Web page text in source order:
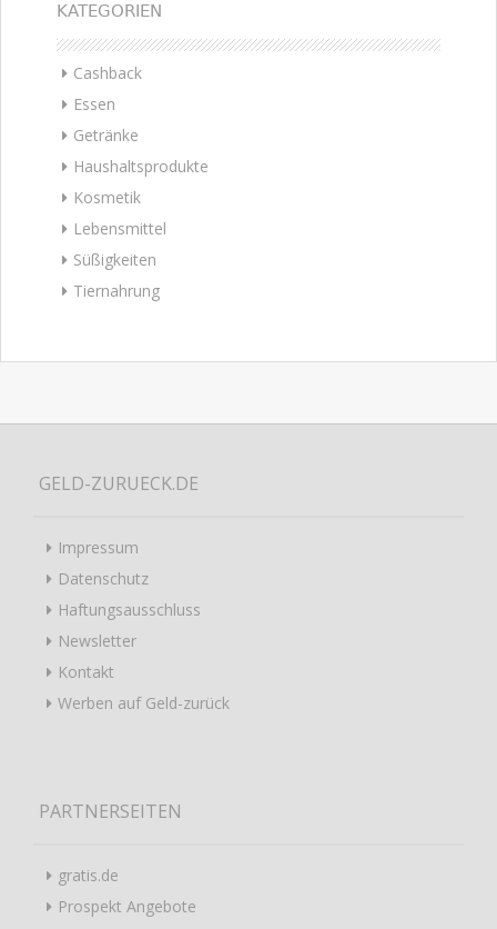
KATEGORIEN
Cashback
Essen
Getränke
Haushaltsprodukte
Kosmetik
Lebensmittel
Süßigkeiten
Tiernahrung
GELD-ZURUECK.DE
Impressum
Datenschutz
Haftungsausschluss
Newsletter
Kontakt
Werben auf Geld-zurück
PARTNERSEITEN
gratis.de
Prospekt Angebote